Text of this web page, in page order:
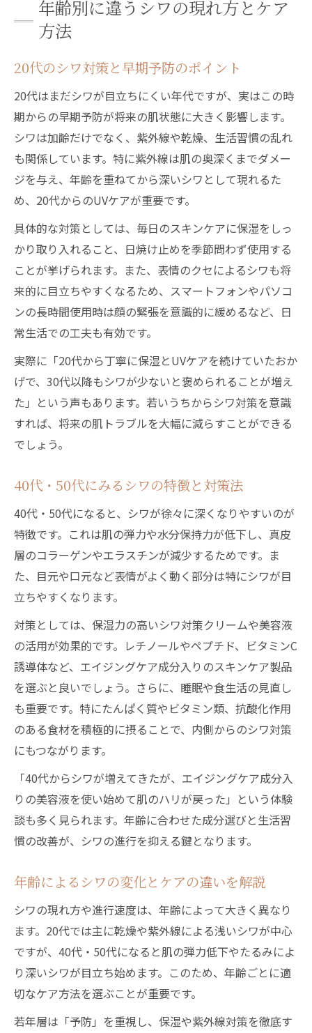
年齢別に違うシワの現れ方とケア
方法
20代のシワ対策と早期予防のポイント
20代はまだシワが目立ちにくい年代ですが、実はこの時
期からの早期予防が将来の肌状態に大きく影響します。
シワは加齢だけでなく、紫外線や乾燥、生活習慣の乱れ
も関係しています。特に紫外線は肌の奥深くまでダメー
ジを与え、年齢を重ねてから深いシワとして現れるた
め、20代からのUVケアが重要です。
具体的な対策としては、毎日のスキンケアに保湿をしっ
かり取り入れること、日焼け止めを季節問わず使用する
ことが挙げられます。また、表情のクセによるシワも将
来的に目立ちやすくなるため、スマートフォンやパソコ
ンの長時間使用時は顔の緊張を意識的に緩めるなど、日
常生活での工夫も有効です。
実際に「20代から丁寧に保湿とUVケアを続けていたおか
げで、30代以降もシワが少ないと褒められることが増え
た」という声もあります。若いうちからシワ対策を意識
すれば、将来の肌トラブルを大幅に減らすことができる
でしょう。
40代・50代にみるシワの特徴と対策法
40代・50代になると、シワが徐々に深くなりやすいのが
特徴です。これは肌の弾力や水分保持力が低下し、真皮
層のコラーゲンやエラスチンが減少するためです。ま
た、目元や口元など表情がよく動く部分は特にシワが目
立ちやすくなります。
対策としては、保湿力の高いシワ対策クリームや美容液
の活用が効果的です。レチノールやペプチド、ビタミンC
誘導体など、エイジングケア成分入りのスキンケア製品
を選ぶと良いでしょう。さらに、睡眠や食生活の見直し
も重要です。特にたんぱく質やビタミン類、抗酸化作用
のある食材を積極的に摂ることで、内側からのシワ対策
にもつながります。
「40代からシワが増えてきたが、エイジングケア成分入
りの美容液を使い始めて肌のハリが戻った」という体験
談も多く見られます。年齢に合わせた成分選びと生活習
慣の改善が、シワの進行を抑える鍵となります。
年齢によるシワの変化とケアの違いを解説
シワの現れ方や進行速度は、年齢によって大きく異なり
ます。20代では主に乾燥や紫外線による浅いシワが中心
ですが、40代・50代になると肌の弾力低下やたるみによ
り深いシワが目立ち始めます。このため、年齢ごとに適
切なケア方法を選ぶことが重要です。
若年層は「予防」を重視し、保湿や紫外線対策を徹底す